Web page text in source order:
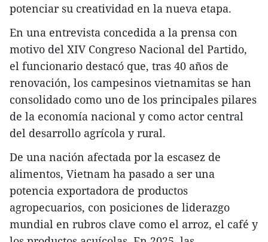
potenciar su creatividad en la nueva etapa.
En una entrevista concedida a la prensa con
motivo del XIV Congreso Nacional del Partido,
el funcionario destacó que, tras 40 años de
renovación, los campesinos vietnamitas se han
consolidado como uno de los principales pilares
de la economía nacional y como actor central
del desarrollo agrícola y rural.
De una nación afectada por la escasez de
alimentos, Vietnam ha pasado a ser una
potencia exportadora de productos
agropecuarios, con posiciones de liderazgo
mundial en rubros clave como el arroz, el café y